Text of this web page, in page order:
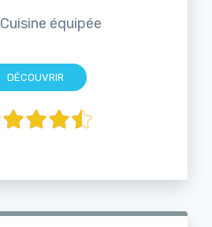
Cuisine équipée
DÉCOUVRIR